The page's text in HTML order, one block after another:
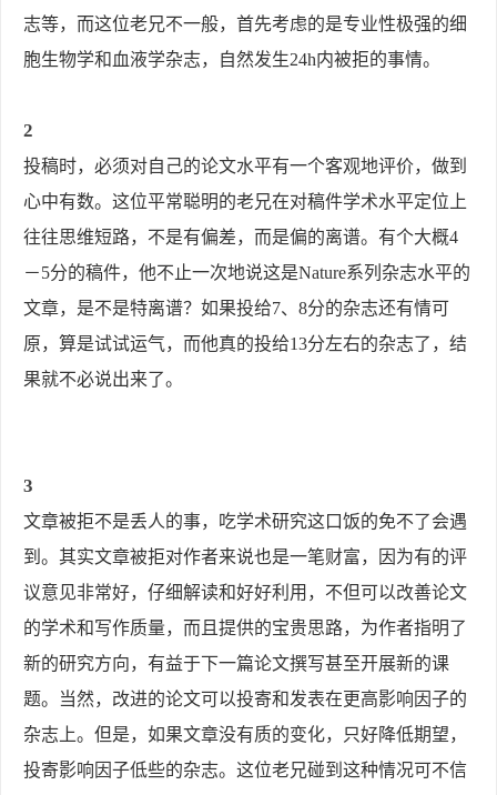
志等，而这位老兄不一般，首先考虑的是专业性极强的细
胞生物学和血液学杂志，自然发生24h内被拒的事情。
2
投稿时，必须对自己的论文水平有一个客观地评价，做到
心中有数。这位平常聪明的老兄在对稿件学术水平定位上
往往思维短路，不是有偏差，而是偏的离谱。有个大概4
－5分的稿件，他不止一次地说这是Nature系列杂志水平的
文章，是不是特离谱？如果投给7、8分的杂志还有情可
原，算是试试运气，而他真的投给13分左右的杂志了，结
果就不必说出来了。
3
文章被拒不是丢人的事，吃学术研究这口饭的免不了会遇
到。其实文章被拒对作者来说也是一笔财富，因为有的评
议意见非常好，仔细解读和好好利用，不但可以改善论文
的学术和写作质量，而且提供的宝贵思路，为作者指明了
新的研究方向，有益于下一篇论文撰写甚至开展新的课
题。当然，改进的论文可以投寄和发表在更高影响因子的
杂志上。但是，如果文章没有质的变化，只好降低期望，
投寄影响因子低些的杂志。这位老兄碰到这种情况可不信